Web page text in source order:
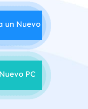
un Nuevo
PC